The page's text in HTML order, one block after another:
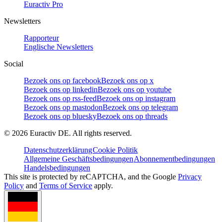
Euractiv Pro
Newsletters
Rapporteur
Englische Newsletters
Social
Bezoek ons op facebookBezoek ons op x
Bezoek ons op linkedinBezoek ons op youtube
Bezoek ons op rss-feedBezoek ons op instagram
Bezoek ons op mastodonBezoek ons op telegram
Bezoek ons op blueskyBezoek ons op threads
© 2026 Euractiv DE. All rights reserved.
DatenschutzerklärungCookie Politik
Allgemeine GeschäftsbedingungenAbonnementbedingungen
Handelsbedingungen
This site is protected by reCAPTCHA, and the Google Privacy
Policy and Terms of Service apply.